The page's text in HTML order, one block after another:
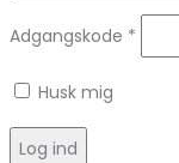
Adgangskode *
Husk mig
Log ind